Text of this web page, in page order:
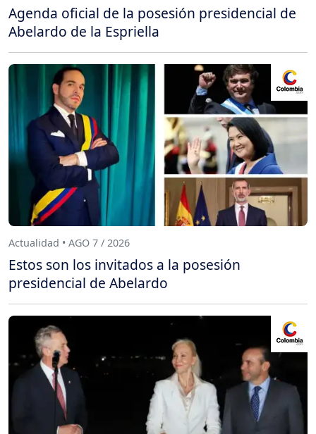
Agenda oficial de la posesión presidencial de
Abelardo de la Espriella
Actualidad • AGO 7 / 2026
Estos son los invitados a la posesión
presidencial de Abelardo